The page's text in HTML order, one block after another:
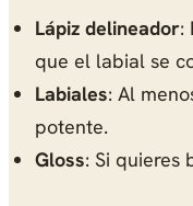
Lápiz delineador:
que el labial se
Labiales: Al
potente.
Gloss: Si quieres